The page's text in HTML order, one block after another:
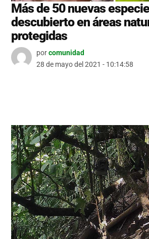
Más de 50 nuevas
descubierto en áreas
protegidas
porcomunidad
28 de mayo del 2021 - 10:14:58